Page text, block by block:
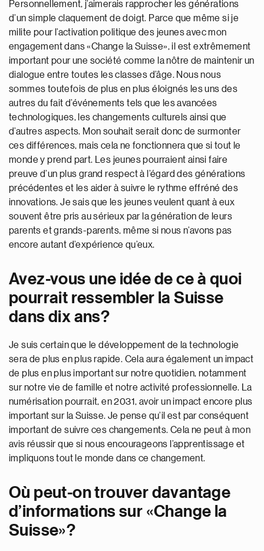
Personnellement, j’aimerais rapprocher les générations
d’un simple claquement de doigt. Parce que même si je
milite pour l’activation politique des jeunes avec mon
engagement dans «Change la Suisse», il est extrêmement
important pour une société comme la nôtre de maintenir un
dialogue entre toutes les classes d’âge. Nous nous
sommes toutefois de plus en plus éloignés les uns des
autres du fait d’événements tels que les avancées
technologiques, les changements culturels ainsi que
d’autres aspects. Mon souhait serait donc de surmonter
ces différences, mais cela ne fonctionnera que si tout le
monde y prend part. Les jeunes pourraient ainsi faire
preuve d’un plus grand respect à l’égard des générations
précédentes et les aider à suivre le rythme effréné des
innovations. Je sais que les jeunes veulent quant à eux
souvent être pris au sérieux par la génération de leurs
parents et grands-parents, même si nous n’avons pas
encore autant d’expérience qu’eux.
Avez-vous une idée de ce à quoi
pourrait ressembler la Suisse
dans dix ans?
Je suis certain que le développement de la technologie
sera de plus en plus rapide. Cela aura également un impact
de plus en plus important sur notre quotidien, notamment
sur notre vie de famille et notre activité professionnelle. La
numérisation pourrait, en 2031, avoir un impact encore plus
important sur la Suisse. Je pense qu’il est par conséquent
important de suivre ces changements. Cela ne peut à mon
avis réussir que si nous encourageons l’apprentissage et
impliquons tout le monde dans ce changement.
Où peut-on trouver davantage
d’informations sur «Change la
Suisse»?